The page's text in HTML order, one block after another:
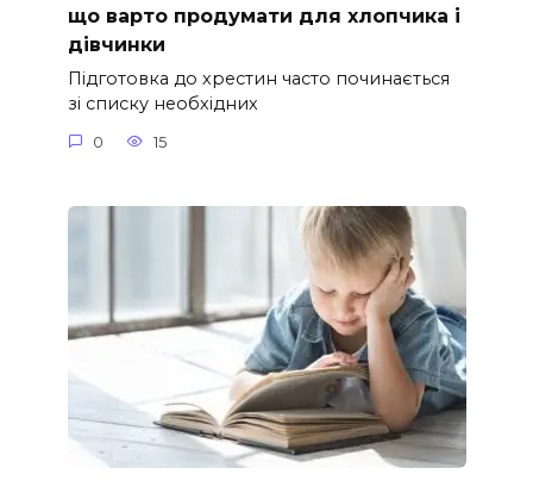
що варто продумати для хлопчика і
дівчинки
Підготовка до хрестин часто починається
зі списку необхідних
0 15